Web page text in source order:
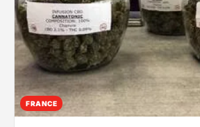
FRANCE